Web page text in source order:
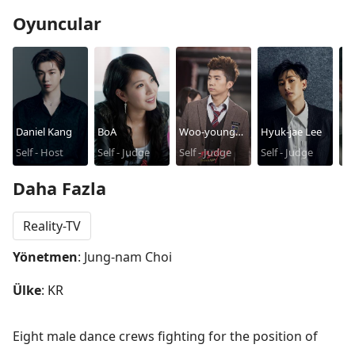
Oyuncular
Daniel Kang
Self - Host
BoA
Self - Judge
Woo-young
Jang
Self - Judge
Hyuk-jae Lee
Self - Judge
Daha Fazla
Reality-TV
Yönetmen: Jung-nam Choi
Ülke: KR
Eight male dance crews fighting for the position of